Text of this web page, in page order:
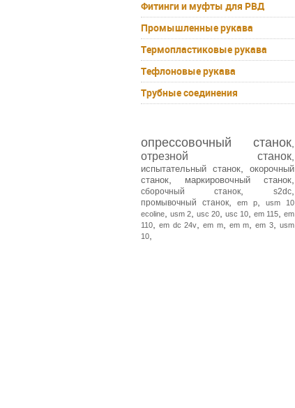
Фитинги и муфты для РВД
Промышленные рукава
Термопластиковые рукава
Тефлоновые рукава
Трубные соединения
опрессовочный станок
отрезной станок
испытательный станок
окорочный
станок
маркировочный станок
сборочный станок s2dc
промывочный станок,em p,usm 10
ecoline
usm 2 usc 20 usc 10 em 115
em
110
,em dc 24v,em m, em m ,em 3,usm
10